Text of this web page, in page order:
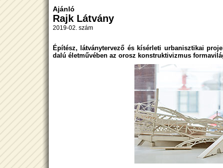
Ajánló
Rajk Látvány
2019-02. szám
Építész, látványtervező és kísérleti urbanisztikai
da­lú életművében az orosz konstruktivizmus